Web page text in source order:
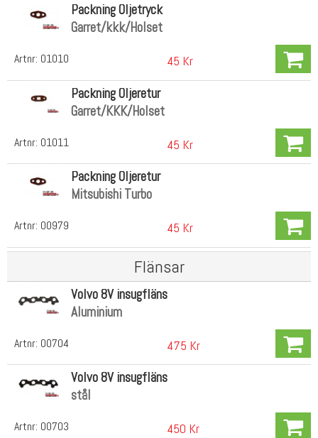
Artnr: 01010
Packning Oljetryck
Garret/kkk/Holset
45 Kr
Artnr: 01011
Packning Oljeretur
Garret/KKK/Holset
45 Kr
Artnr: 00979
Packning Oljeretur
Mitsubishi Turbo
45 Kr
Flänsar
Artnr: 00704
Volvo 8V insugfläns
Aluminium
475 Kr
Artnr: 00703
Volvo 8V insugfläns
stål
450 Kr